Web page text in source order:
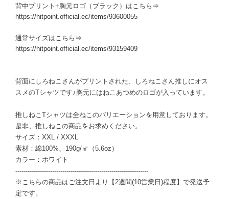
背中プリント+胸元ロゴ（ブラック）はこちら⇒
https://hitpoint.official.ec/items/93600055
通常サイズはこちら⇒
https://hitpoint.official.ec/items/93159409
背面にしろねこさんがプリントされた、しろねこさん推しにオス
スメのTシャツです♪胸元にはねこあつめのロゴが入っています。
推しねこTシャツは全ねこのバリエーションを用意しております。
是非、推しねこの商品をお求めください。
サイズ：XXL / XXXL
素材：綿100%、190g/㎡（5.6oz）
カラー：ホワイト
-----------------------------------------------------------------
※こちらの商品はご注文日より【2週間(10営業日)程度】で発送予
定です。